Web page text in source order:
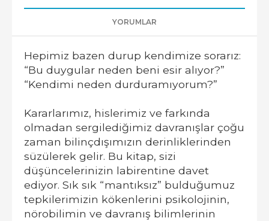
YORUMLAR
Hepimiz bazen durup kendimize sorarız:
“Bu duygular neden beni esir alıyor?”
“Kendimi neden durduramıyorum?”
Kararlarımız, hislerimiz ve farkında
olmadan sergilediğimiz davranışlar çoğu
zaman bilinçdışımızın derinliklerinden
süzülerek gelir. Bu kitap, sizi
düşüncelerinizin labirentine davet
ediyor. Sık sık “mantıksız” bulduğumuz
tepkilerimizin kökenlerini psikolojinin,
nörobilimin ve davranış bilimlerinin